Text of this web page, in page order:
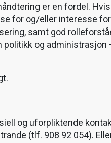
er en fordel.
for og/eller interesse for
samt god
og administrasjon
og uforpliktende
(tlf. 908 92 054).